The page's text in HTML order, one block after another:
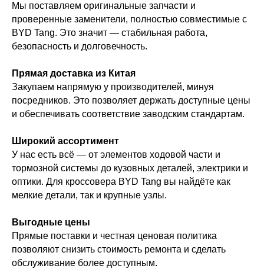
Мы поставляем оригинальные запчасти и
проверенные заменители, полностью совместимые с
BYD Tang. Это значит — стабильная работа,
безопасность и долговечность.
Прямая доставка из Китая
Закупаем напрямую у производителей, минуя
посредников. Это позволяет держать доступные цены
и обеспечивать соответствие заводским стандартам.
Широкий ассортимент
У нас есть всё — от элементов ходовой части и
тормозной системы до кузовных деталей, электрики и
оптики. Для кроссовера BYD Tang вы найдёте как
мелкие детали, так и крупные узлы.
Выгодные цены
Прямые поставки и честная ценовая политика
позволяют снизить стоимость ремонта и сделать
обслуживание более доступным.